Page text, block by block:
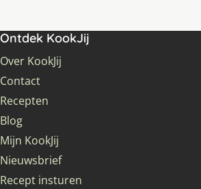
Ontdek KookJij
Over KookJij
Contact
Recepten
Blog
Mijn KookJij
Nieuwsbrief
Recept insturen